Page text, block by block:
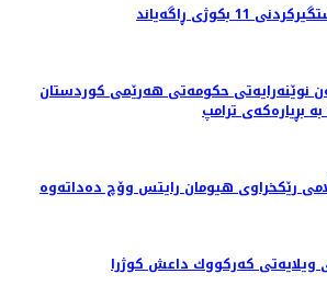
بكوژی ڕاگەیاند
نوێنەرایەتی حکومەتی هەرێمی کوردستان
بڕیارەکەی ترامپ
ویلایەتی كه‌ركووك داعش کوژرا